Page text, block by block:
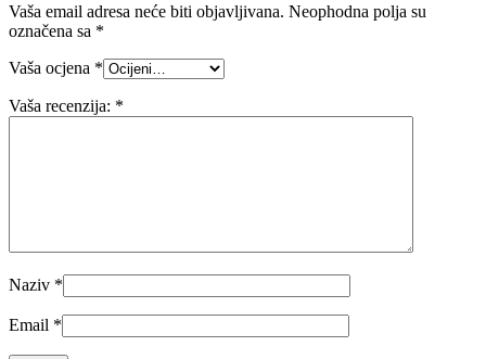
Vaša email adresa neće biti objavljivana. Neophodna polja su
označena sa *
Vaša ocjena *
Vaša recenzija: *
Naziv *
Email *